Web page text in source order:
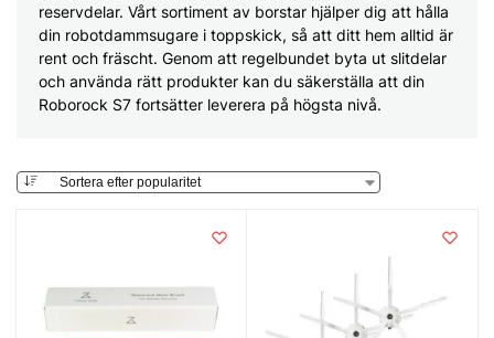
reservdelar. Vårt sortiment av borstar hjälper dig att hålla
din robotdammsugare i toppskick, så att ditt hem alltid är
rent och fräscht. Genom att regelbundet byta ut slitdelar
och använda rätt produkter kan du säkerställa att din
Roborock S7 fortsätter leverera på högsta nivå.